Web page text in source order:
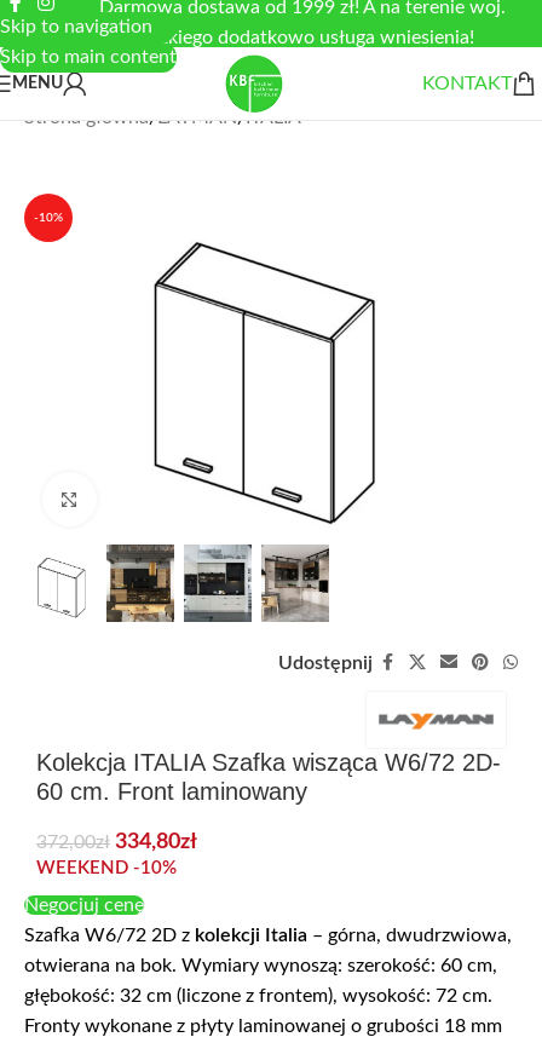
Skip to navigation
Skip to main content
Darmowa dostawa od 1999 zł! A na terenie woj.
łódzkiego dodatkowo usługa wniesienia!
MENU
KONTAKT
Strona główna/ LAYMAN/ITALIA
-10%
Zobacz duże zdjęcie
Udostępnij
Kolekcja ITALIA Szafka wisząca W6/72 2D-
60 cm. Front laminowany
372,00zł 334,80zł
WEEKEND -10%
Negocjuj cenę
Szafka W6/72 2D z kolekcji Italia – górna, dwudrzwiowa,
otwierana na bok. Wymiary wynoszą: szerokość: 60 cm,
głębokość: 32 cm (liczone z frontem), wysokość: 72 cm.
Fronty wykonane z płyty laminowanej o grubości 18 mm